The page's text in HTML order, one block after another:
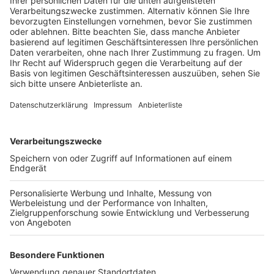
Anzeige
Passiert ist das Ganze offenbar in der Zeit zwischen
Freitag und Samstagmorgen auf der Römerstraße in
die Täter den Campingbus, Baujahr 1988 dort
demontierten haben. Aber auch auf die Außenspiegel
und den schwarzen Kühlergrill hatten es die Täter
abgesehen. Als Besonderheit galt der noch in dem Bulli
verbaute Meilentacho, der 168.000 Meilen (270.370
Kilometer) anzeigte, so die Polizei. Gesucht werden
jetzt Zeugen, die auf der Römerstraße zwischen
Freitag und Samstag etwas beobachtet haben. Sie
melden.